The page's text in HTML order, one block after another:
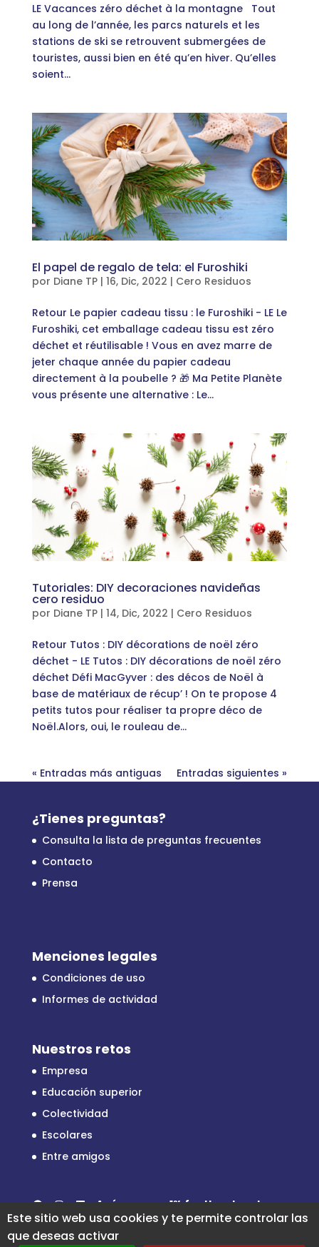
LE Vacances zéro déchet à la montagne Tout
au long de l’année, les parcs naturels et les
stations de ski se retrouvent submergées de
touristes, aussi bien en été qu’en hiver. Qu’elles
soient...
El papel de regalo de tela: el Furoshiki
por Diane TP| 16, Dic, 2022 | Cero Residuos
Retour Le papier cadeau tissu : le Furoshiki - LE Le
Furoshiki, cet emballage cadeau tissu est zéro
déchet et réutilisable ! Vous en avez marre de
jeter chaque année du papier cadeau
directement à la poubelle ? 🎁 Ma Petite Planète
vous présente une alternative : Le...
Tutoriales: DIY decoraciones navideñas
cero residuo
por Diane TP| 14, Dic, 2022 | Cero Residuos
Retour Tutos : DIY décorations de noël zéro
déchet - LE Tutos : DIY décorations de noël zéro
déchet Défi MacGyver : des décos de Noël à
base de matériaux de récup’ ! On te propose 4
petits tutos pour réaliser ta propre déco de
Noël.Alors, oui, le rouleau de...
« Entradas más antiguas Entradas siguientes »
¿Tienes preguntas?
Consulta la lista de preguntas frecuentes
Contacto
Prensa
Menciones legales
Condiciones de uso
Informes de actividad
Nuestros retos
Empresa
Educación superior
Colectividad
Escolares
Entre amigos
Facebook Instagram LinkedIn Apóyenos en1% for the planet
Este sitio web usa cookies y te permite controlar las
que deseas activar